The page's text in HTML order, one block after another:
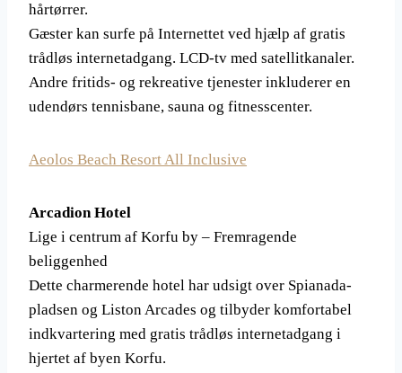
hårtørrer.
Gæster kan surfe på Internettet ved hjælp af gratis
trådløs internetadgang. LCD-tv med satellitkanaler.
Andre fritids- og rekreative tjenester inkluderer en
udendørs tennisbane, sauna og fitnesscenter.
Aeolos Beach Resort All Inclusive
Arcadion Hotel
Lige i centrum af Korfu by – Fremragende
beliggenhed
Dette charmerende hotel har udsigt over Spianada-
pladsen og Liston Arcades og tilbyder komfortabel
indkvartering med gratis trådløs internetadgang i
hjertet af byen Korfu.